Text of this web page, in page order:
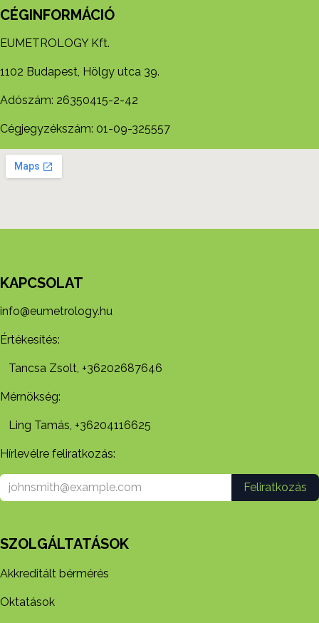
CÉGINFORMÁCIÓ
EUMETROLOGY Kft.
1102 Budapest, Hölgy utca 39.
Adószám: 26350415-2-42
Cégjegyzékszám: 01-09-325557
KAPCSOLAT
info@eumetrology.hu
Értékesítés:
Tancsa Zsolt, +36202687646
Mérnökség:
Ling Tamás, +36204116625
Hírlevélre feliratkozás:
Feliratkozás
SZOLGÁLTATÁSOK
Akkreditált bérmérés
Oktatások